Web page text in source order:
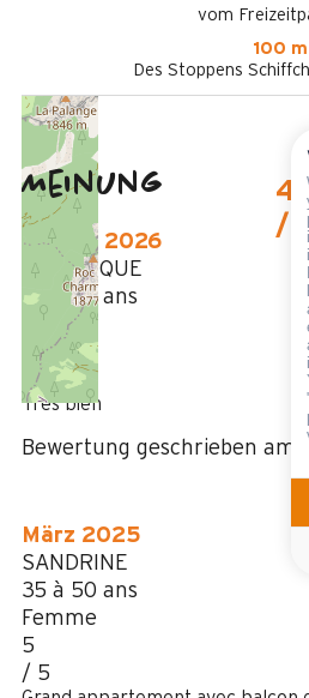
vom
100 m
Des Stoppens
Meinung
/
Januar 2026
VERONIQUE
35 à 50 ans
Femme
5
/ 5
Très bien
Bewertung geschrieben am
März 2025
SANDRINE
35 à 50 ans
Femme
5
/ 5